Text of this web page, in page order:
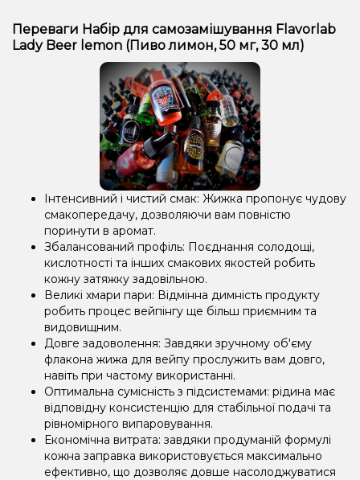
Переваги Набір для самозамішування Flavorlab
Lady Beer lemon (Пиво лимон, 50 мг, 30 мл)
Інтенсивний і чистий смак: Жижка пропонує чудову
смакопередачу, дозволяючи вам повністю
поринути в аромат.
Збалансований профіль: Поєднання солодощі,
кислотності та інших смакових якостей робить
кожну затяжку задовільною.
Великі хмари пари: Відмінна димність продукту
робить процес вейпінгу ще більш приємним та
видовищним.
Довге задоволення: Завдяки зручному об'єму
флакона жижа для вейпу прослужить вам довго,
навіть при частому використанні.
Оптимальна сумісність з підсистемами: рідина має
відповідну консистенцію для стабільної подачі та
рівномірного випаровування.
Економічна витрата: завдяки продуманій формулі
кожна заправка використовується максимально
ефективно, що дозволяє довше насолоджуватися